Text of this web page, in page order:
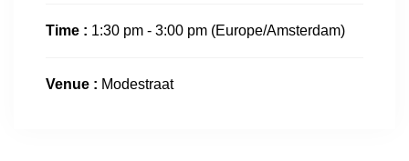
Time : 1:30 pm - 3:00 pm (Europe/Amsterdam)
Venue : Modestraat